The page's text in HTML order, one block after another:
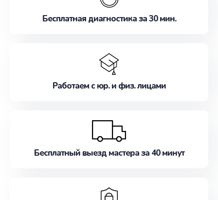
Бесплатная диагностика за 30 мин.
Работаем с юр. и физ. лицами
Бесплатный выезд мастера за 40 минут